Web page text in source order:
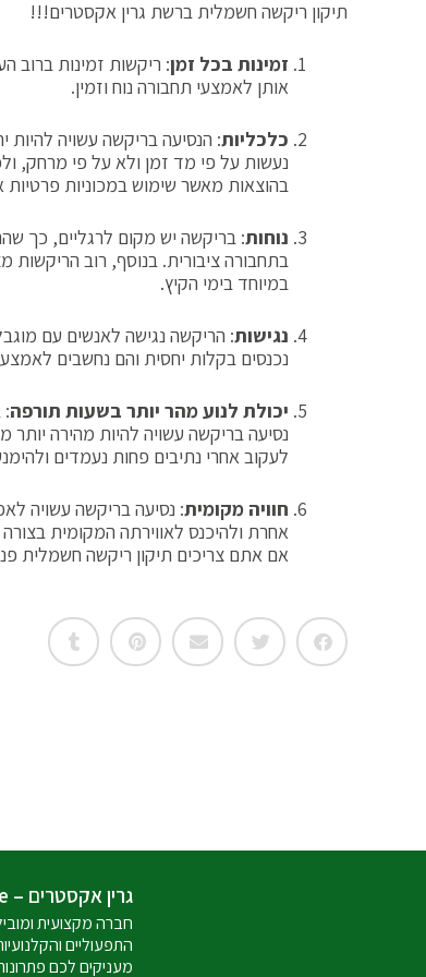
תיקון ריקשה חשמלית ברשת גרין אקסטרים!!!
זמינות בכל זמן: ריקשות זמינות ברוב
אותן לאמצעי תחבורה נוח וזמין.
כלכליות: הנסיעה בריקשה עשויה להיות
נעשות על פי מד זמן ולא על פי מרחק,
בהוצאות מאשר שימוש במכוניות פרטיות
נוחות: בריקשה יש מקום לרגליים, כך
בתחבורה ציבורית. בנוסף, רוב הריקשות
במיוחד בימי הקיץ.
נגישות: הריקשה נגישה לאנשים עם
נכנסים בקלות יחסית והם נחשבים
יכולת לנוע מהר יותר בשעות תורפה:
נסיעה בריקשה עשויה להיות מהירה
לעקוב אחרי נתיבים פחות נעמדים
חוויה מקומית: נסיעה בריקשה עשויה
אחרת ולהיכנס לאווירתה המקומית בצורה
אם אתם צריכים תיקון ריקשה חשמלית
גרין אקסטרים – Green Extreme
חברה מקצועית
התפעוליים
מעניקים לכם פתרונות